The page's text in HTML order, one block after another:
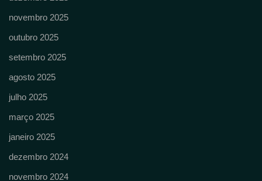
novembro 2025
outubro 2025
setembro 2025
agosto 2025
julho 2025
março 2025
janeiro 2025
dezembro 2024
novembro 2024